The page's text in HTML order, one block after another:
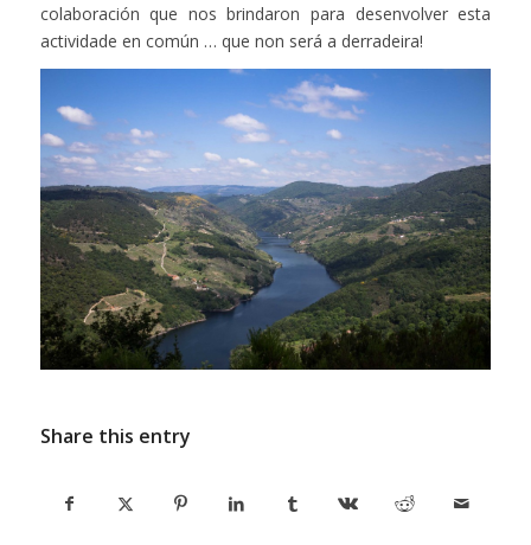
colaboración que nos brindaron para desenvolver esta
actividade en común … que non será a derradeira!
Share this entry